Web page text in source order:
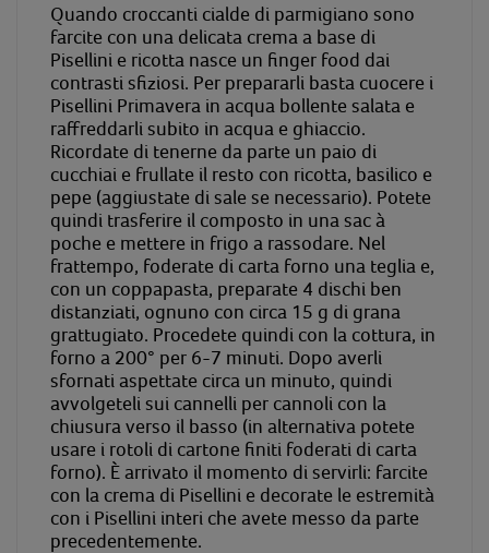
Quando croccanti cialde di parmigiano sono
farcite con una delicata crema a base di
Pisellini e ricotta nasce un finger food dai
contrasti sfiziosi. Per prepararli basta cuocere i
Pisellini Primavera in acqua bollente salata e
raffreddarli subito in acqua e ghiaccio.
Ricordate di tenerne da parte un paio di
cucchiai e frullate il resto con ricotta, basilico e
pepe (aggiustate di sale se necessario). Potete
quindi trasferire il composto in una sac à
poche e mettere in frigo a rassodare. Nel
frattempo, foderate di carta forno una teglia e,
con un coppapasta, preparate 4 dischi ben
distanziati, ognuno con circa 15 g di grana
grattugiato. Procedete quindi con la cottura, in
forno a 200° per 6-7 minuti. Dopo averli
sfornati aspettate circa un minuto, quindi
avvolgeteli sui cannelli per cannoli con la
chiusura verso il basso (in alternativa potete
usare i rotoli di cartone finiti foderati di carta
forno). È arrivato il momento di servirli: farcite
con la crema di Pisellini e decorate le estremità
con i Pisellini interi che avete messo da parte
precedentemente.